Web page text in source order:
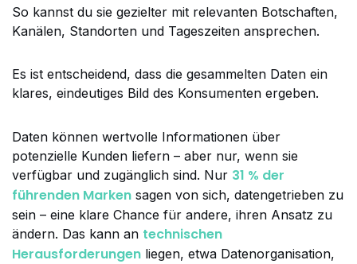
So kannst du sie gezielter mit relevanten Botschaften,
Kanälen, Standorten und Tageszeiten ansprechen.
Es ist entscheidend, dass die gesammelten Daten ein
klares, eindeutiges Bild des Konsumenten ergeben.
Daten können wertvolle Informationen über
potenzielle Kunden liefern – aber nur, wenn sie
verfügbar und zugänglich sind. Nur 31 % der
führenden Marken sagen von sich, datengetrieben zu
sein – eine klare Chance für andere, ihren Ansatz zu
ändern. Das kann an technischen
Herausforderungen liegen, etwa Datenorganisation,